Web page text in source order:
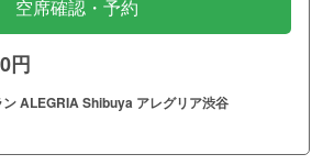
空席確認・予約
円
ALEGRIA Shibuya アレグリア渋谷